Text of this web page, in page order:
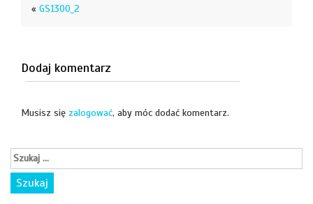
« GS1300_2
Dodaj komentarz
Musisz się zalogować, aby móc dodać komentarz.